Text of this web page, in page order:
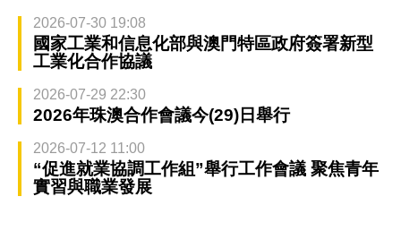
2026-07-30 19:08
國家工業和信息化部與澳門特區政府簽署新型
工業化合作協議
2026-07-29 22:30
2026年珠澳合作會議今(29)日舉行
2026-07-12 11:00
“促進就業協調工作組”舉行工作會議 聚焦青年
實習與職業發展